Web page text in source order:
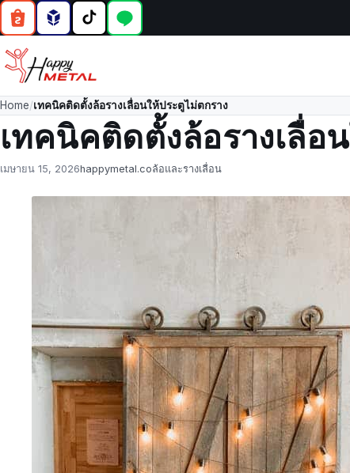
Home/เทคนิคติดตั้งล้อรางเลื่อนให้ประตูไม่ตกราง
เทคนิคติดตั้งล้อรางเลื่อ
Posted
เมษายน 15, 2026by
happymetal.coin
ล้อและรางเลื่อน